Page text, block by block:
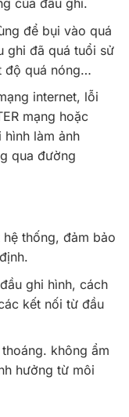
của đầu ghi.
để bụi vào quá
ghi đã quá tuổi sử
độ quá nóng…
internet, lỗi
mạng hoặc
làm ảnh
qua đường
thống, đảm bảo
ghi hình, cách
kết nối từ đầu
không ẩm
hưởng từ môi